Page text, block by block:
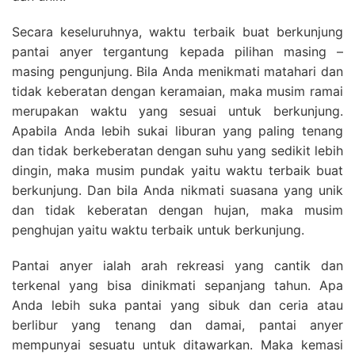
Secara keseluruhnya, waktu terbaik buat berkunjung
pantai anyer tergantung kepada pilihan masing –
masing pengunjung. Bila Anda menikmati matahari dan
tidak keberatan dengan keramaian, maka musim ramai
merupakan waktu yang sesuai untuk berkunjung.
Apabila Anda lebih sukai liburan yang paling tenang
dan tidak berkeberatan dengan suhu yang sedikit lebih
dingin, maka musim pundak yaitu waktu terbaik buat
berkunjung. Dan bila Anda nikmati suasana yang unik
dan tidak keberatan dengan hujan, maka musim
penghujan yaitu waktu terbaik untuk berkunjung.
Pantai anyer ialah arah rekreasi yang cantik dan
terkenal yang bisa dinikmati sepanjang tahun. Apa
Anda lebih suka pantai yang sibuk dan ceria atau
berlibur yang tenang dan damai, pantai anyer
mempunyai sesuatu untuk ditawarkan. Maka kemasi